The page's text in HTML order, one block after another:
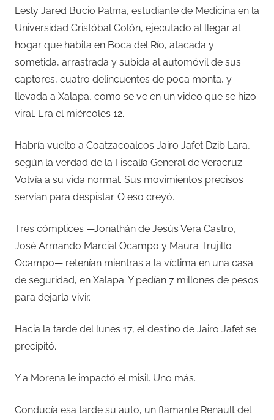
Lesly Jared Bucio Palma, estudiante de Medicina en la
Universidad Cristóbal Colón, ejecutado al llegar al
hogar que habita en Boca del Río, atacada y
sometida, arrastrada y subida al automóvil de sus
captores, cuatro delincuentes de poca monta, y
llevada a Xalapa, como se ve en un video que se hizo
viral. Era el miércoles 12.
Habría vuelto a Coatzacoalcos Jairo Jafet Dzib Lara,
según la verdad de la Fiscalía General de Veracruz.
Volvía a su vida normal. Sus movimientos precisos
servían para despistar. O eso creyó.
Tres cómplices —Jonathán de Jesús Vera Castro,
José Armando Marcial Ocampo y Maura Trujillo
Ocampo— retenían mientras a la víctima en una casa
de seguridad, en Xalapa. Y pedían 7 millones de pesos
para dejarla vivir.
Hacia la tarde del lunes 17, el destino de Jairo Jafet se
precipitó.
Y a Morena le impactó el misil. Uno más.
Conducía esa tarde su auto, un flamante Renault del